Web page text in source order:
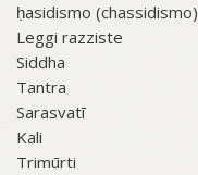
ḥasidismo (chassidismo)
Leggi razziste
Siddha
Tantra
Sarasvatī
Kali
Trimūrti